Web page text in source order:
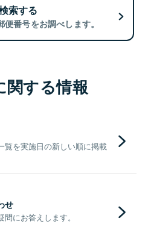
索する
番号をお調べします。
関する情報
覧を実施日の新しい順に掲載
せ
にお答えします。